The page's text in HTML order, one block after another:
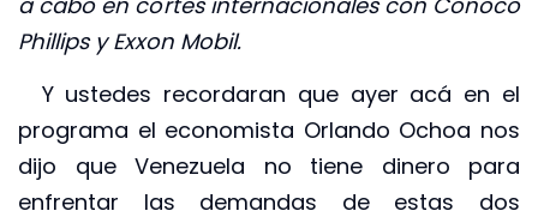
Phillips y Exxon Mobil.
Y ustedes recordaran que ayer acá en el
programa el economista Orlando Ochoa nos
dijo que Venezuela no tiene dinero para
enfrentar las demandas de estas dos